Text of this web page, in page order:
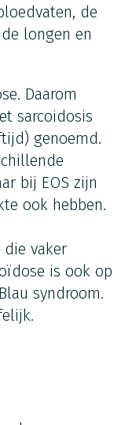
de
longen en
Daarom
sarcoidosis
genoemd.
bij EOS zijn
ook hebben.
die vaker
is ook op
syndroom.